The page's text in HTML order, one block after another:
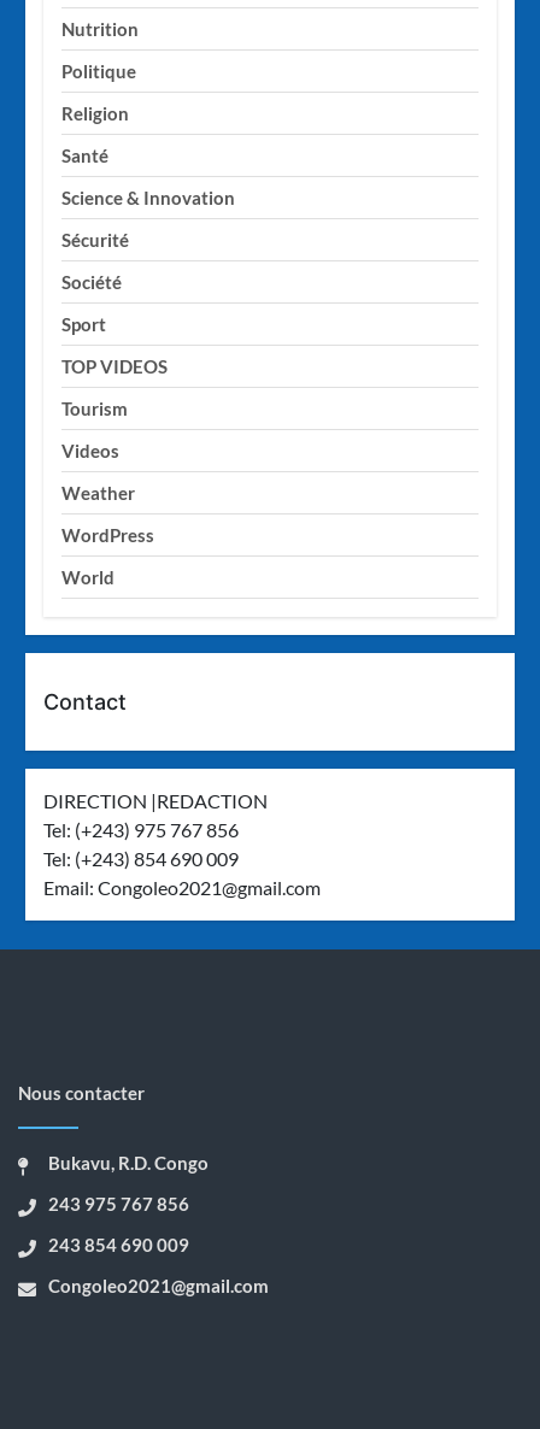
Nutrition
Politique
Religion
Santé
Science & Innovation
Sécurité
Société
Sport
TOP VIDEOS
Tourism
Videos
Weather
WordPress
World
Contact
DIRECTION |REDACTION
Tel: (+243) 975 767 856
Tel: (+243) 854 690 009
Email:Congoleo2021@gmail.com
Nous contacter
Bukavu, R.D. Congo
243 975 767 856
243 854 690 009
Congoleo2021@gmail.com